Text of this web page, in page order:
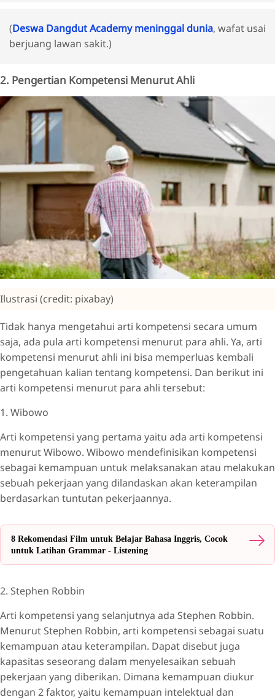
(Deswa Dangdut Academy meninggal dunia, wafat usai
berjuang lawan sakit.)
2. Pengertian Kompetensi Menurut Ahli
Ilustrasi (credit: pixabay)
Tidak hanya mengetahui arti kompetensi secara umum
saja, ada pula arti kompetensi menurut para ahli. Ya, arti
kompetensi menurut ahli ini bisa memperluas kembali
pengetahuan kalian tentang kompetensi. Dan berikut ini
arti kompetensi menurut para ahli tersebut:
1. Wibowo
Arti kompetensi yang pertama yaitu ada arti kompetensi
menurut Wibowo. Wibowo mendefinisikan kompetensi
sebagai kemampuan untuk melaksanakan atau melakukan
sebuah pekerjaan yang dilandaskan akan keterampilan
berdasarkan tuntutan pekerjaannya.
8 Rekomendasi Film untuk Belajar Bahasa Inggris, Cocok
untuk Latihan Grammar - Listening
2. Stephen Robbin
Arti kompetensi yang selanjutnya ada Stephen Robbin.
Menurut Stephen Robbin, arti kompetensi sebagai suatu
kemampuan atau keterampilan. Dapat disebut juga
kapasitas seseorang dalam menyelesaikan sebuah
pekerjaan yang diberikan. Dimana kemampuan diukur
dengan 2 faktor, yaitu kemampuan intelektual dan